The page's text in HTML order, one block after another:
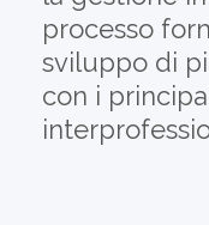
processo
sviluppo di
con i